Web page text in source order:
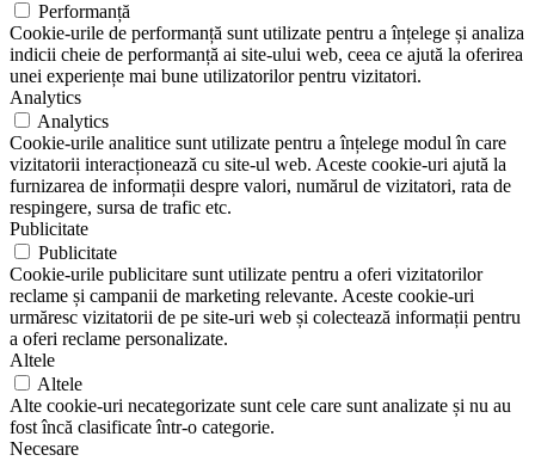
Performanță
Cookie-urile de performanță sunt utilizate pentru a înțelege și analiza
indicii cheie de performanță ai site-ului web, ceea ce ajută la oferirea
unei experiențe mai bune utilizatorilor pentru vizitatori.
Analytics
Analytics
Cookie-urile analitice sunt utilizate pentru a înțelege modul în care
vizitatorii interacționează cu site-ul web. Aceste cookie-uri ajută la
furnizarea de informații despre valori, numărul de vizitatori, rata de
respingere, sursa de trafic etc.
Publicitate
Publicitate
Cookie-urile publicitare sunt utilizate pentru a oferi vizitatorilor
reclame și campanii de marketing relevante. Aceste cookie-uri
urmăresc vizitatorii de pe site-uri web și colectează informații pentru
a oferi reclame personalizate.
Altele
Altele
Alte cookie-uri necategorizate sunt cele care sunt analizate și nu au
fost încă clasificate într-o categorie.
Necesare